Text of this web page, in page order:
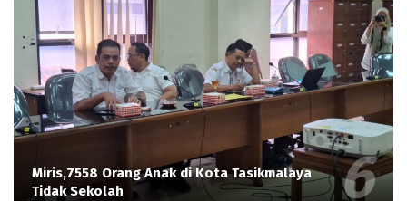
Miris,7558 Orang Anak di Kota Tasikmalaya
Tidak Sekolah